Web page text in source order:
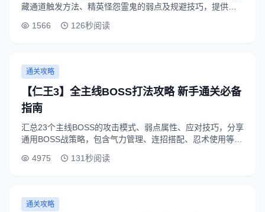
藏通道触发方法、精英怪怨霊鬼的弱点及规避技巧，提供
关拿S评价。
1566 126秒阅读
通关攻略
【仁王3】全主线BOSS打法攻略 新手通关必备
指南
汇总23个主线BOSS的攻击模式、弱点属性、应对技巧，分享
通用BOSS战策略，包含气力管理、连招搭配、忍术使用等实
4975 131秒阅读
通关攻略